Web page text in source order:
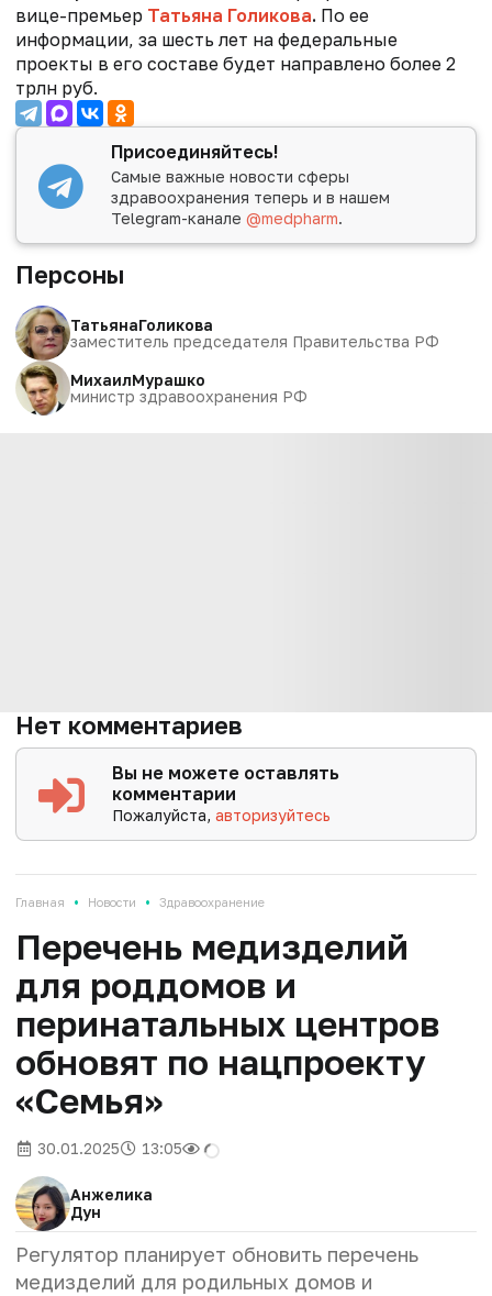
вице-премьер Татьяна Голикова. По ее
информации, за шесть лет на федеральные
проекты в его составе будет направлено более 2
трлн руб.
Присоединяйтесь!
Самые важные новости сферы
здравоохранения теперь и в нашем
Telegram-канале@medpharm.
Персоны
ТатьянаГоликова
заместитель председателя Правительства РФ
МихаилМурашко
министр здравоохранения РФ
Нет комментариев
Вы не можете оставлять
комментарии
Пожалуйста,авторизуйтесь
Главная • Новости • Здравоохранение
Перечень медизделий
для роддомов и
перинатальных центров
обновят по нацпроекту
«Семья»
30.01.2025 13:05
Анжелика
Дун
Регулятор планирует обновить перечень
медизделий для родильных домов и